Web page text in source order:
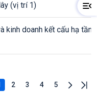
(vị trí 1)
kinh doanh kết cấu hạ
2 3 4 5